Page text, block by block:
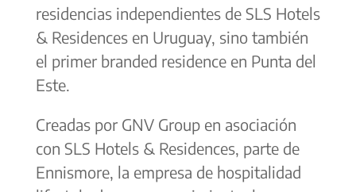
residencias independientes de SLS Hotels
& Residences en Uruguay, sino también
el primer branded residence en Punta del
Este.
Creadas por GNV Group en asociación
con SLS Hotels & Residences, parte de
Ennismore, la empresa de hospitalidad